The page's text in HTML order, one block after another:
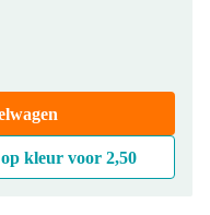
op kleur voor 2,50